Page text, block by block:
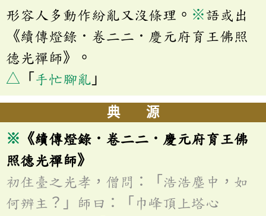
形容人多動作紛亂又沒條理。 ※語或出
《續傳燈錄．卷二二．慶元府育王佛照
德光禪師》。
△ 「 手忙腳亂 」
典 源
※ 《續傳燈錄．卷二二．慶元府育王佛
照德光禪師》
初住臺之光孝，僧問：「浩浩塵中，如
何辨主？」師曰：「巾峰頂上塔心